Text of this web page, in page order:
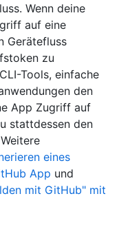
Wenn deine
auf eine
Gerätefluss
zu
Tools, einfache
den
App Zugriff auf
stattdessen den
eines
App und
mit GitHub" mit